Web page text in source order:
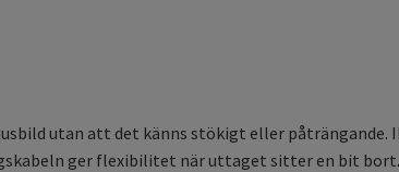
utan att det känns stökigt eller påträngande.
ger flexibilitet när uttaget sitter en bit bort.